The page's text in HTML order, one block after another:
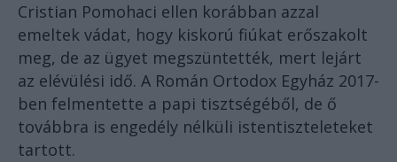
Cristian Pomohaci ellen korábban azzal
emeltek vádat, hogy kiskorú fiúkat erőszakolt
meg, de az ügyet megszüntették, mert lejárt
az elévülési idő. A Román Ortodox Egyház 2017-
ben felmentette a papi tisztségéből, de ő
továbbra is engedély nélküli istentiszteleteket
tartott.